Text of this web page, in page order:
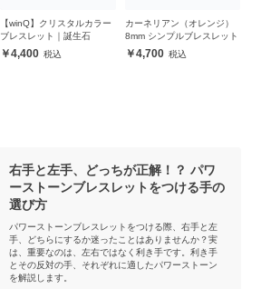
【winQ】クリスタルカラー
ブレスレット｜誕生石
4,400
カーネリアン（オレンジ）
8mm シンプルブレスレット
4,700
右手と左手、どっちが正解！？ パワ
ーストーンブレスレットをつける手の
選び方
パワーストーンブレスレットをつける際、右手と左
手、どちらにするか迷ったことはありませんか？実
は、重要なのは、左右ではなく利き手です。利き手
とその反対の手、それぞれに適したパワーストーン
を解説します。